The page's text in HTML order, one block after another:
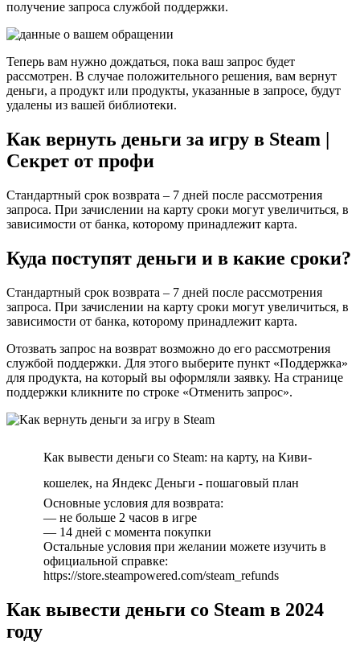
получение запроса службой поддержки.
Теперь вам нужно дождаться, пока ваш запрос будет
рассмотрен. В случае положительного решения, вам вернут
деньги, а продукт или продукты, указанные в запросе, будут
удалены из вашей библиотеки.
Как вернуть деньги за игру в Steam |
Секрет от профи
Стандартный срок возврата – 7 дней после рассмотрения
запроса. При зачислении на карту сроки могут увеличиться, в
зависимости от банка, которому принадлежит карта.
Куда поступят деньги и в какие сроки?
Стандартный срок возврата – 7 дней после рассмотрения
запроса. При зачислении на карту сроки могут увеличиться, в
зависимости от банка, которому принадлежит карта.
Отозвать запрос на возврат возможно до его рассмотрения
службой поддержки. Для этого выберите пункт «Поддержка»
для продукта, на который вы оформляли заявку. На странице
поддержки кликните по строке «Отменить запрос».
Как вывести деньги со Steam: на карту, на Киви-
кошелек, на Яндекс Деньги - пошаговый план
Основные условия для возврата:
— не больше 2 часов в игре
— 14 дней с момента покупки
Остальные условия при желании можете изучить в
официальной справке:
https://store.steampowered.com/steam_refunds
Как вывести деньги со Steam в 2024
году